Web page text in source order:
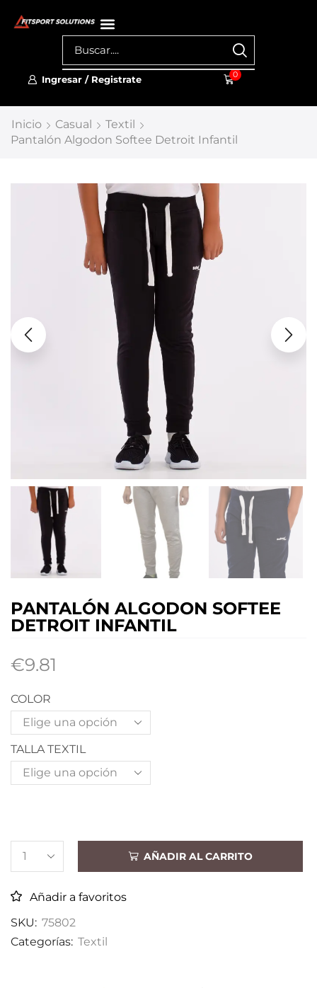
Ingresar / Registrate 0
Inicio Casual
Textil
Pantalón Algodon Softee Detroit Infantil
PANTALÓN ALGODON SOFTEE
DETROIT INFANTIL
€9.81
COLOR
TALLA TEXTIL
AÑADIR AL CARRITO
Añadir a favoritos
SKU: 75802
Categorías: Textil